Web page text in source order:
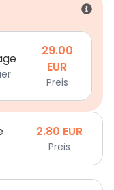
29.00
EUR
Preis
2.80 EUR
Preis